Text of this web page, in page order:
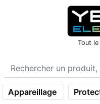
icon menu burger
Tout
Appareillage